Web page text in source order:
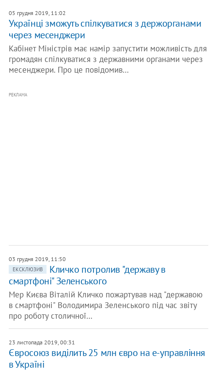
05 грудня 2019, 11:02
Українці зможуть спілкуватися з держорганами
через месенджери
Кабінет Міністрів має намір запустити можливість для
громадян спілкуватися з державними органами через
месенджери. Про це повідомив…
РЕКЛАМА
03 грудня 2019, 11:50
ЕКСКЛЮЗИВ
Кличко потролив "державу в
смартфоні" Зеленського
Мер Києва Віталій Кличко пожартував над "державою
в смартфоні" Володимира Зеленського під час звіту
про роботу столичної…
23 листопада 2019, 00:31
Євросоюз виділить 25 млн євро на е-управління
в Україні